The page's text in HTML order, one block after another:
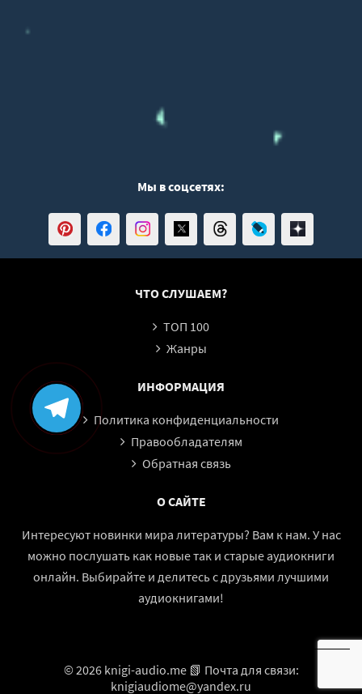
Мы в соцсетях:
ЧТО СЛУШАЕМ?
ТОП 100
Жанры
ИНФОРМАЦИЯ
Политика конфиденциальности
Правообладателям
Обратная связь
О САЙТЕ
Интересуют новинки мира литературы? Вам к нам. У нас
можно послушать как новые так и старые аудиокниги
онлайн. Выбирайте и делитесь с друзьями лучшими
аудиокнигами!
© 2026 knigi-audio.me 📗 Почта для связи:
knigiaudiome@yandex.ru